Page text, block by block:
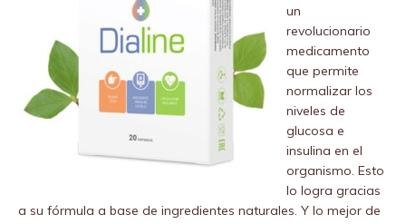
un
revolucionario
medicamento
que permite
normalizar los
niveles de
glucosa e
insulina en el
organismo. Esto
lo logra gracias
a su fórmula a base de ingredientes naturales. Y lo mejor de